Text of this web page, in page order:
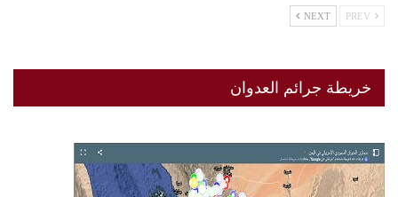
NEXT
خريطة جرائم العدوان